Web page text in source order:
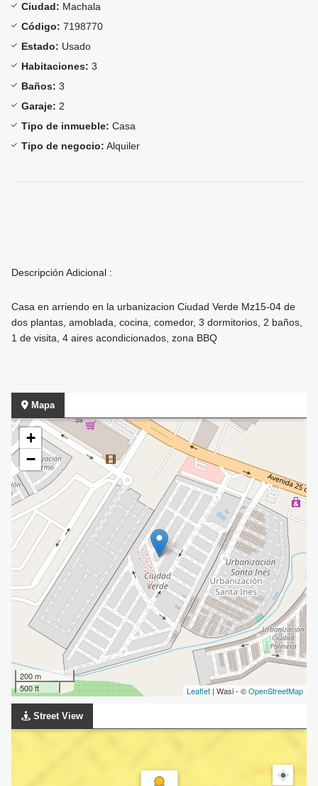
Ciudad: Machala
Código: 7198770
Estado: Usado
Habitaciones: 3
Baños: 3
Garaje: 2
Tipo de inmueble: Casa
Tipo de negocio: Alquiler
Descripción Adicional :
Casa en arriendo en la urbanizacion Ciudad Verde Mz15-04 de
dos plantas, amoblada, cocina, comedor, 3 dormitorios, 2 baños,
1 de visita, 4 aires acondicionados, zona BBQ
Mapa
+
−
200 m
500 ft
Leaflet | Wasi - ©OpenStreetMap
Street View